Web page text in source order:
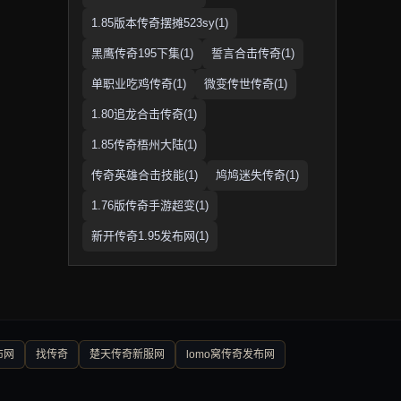
1.85版本传奇摆摊523sy(1)
黑鹰传奇195下集(1) 誓言合击传奇(1)
单职业吃鸡传奇(1) 微变传世传奇(1)
1.80追龙合击传奇(1)
1.85传奇梧州大陆(1)
传奇英雄合击技能(1) 鸠鸠迷失传奇(1)
1.76版传奇手游超变(1)
新开传奇1.95发布网(1)
找传奇 楚天传奇新服网 lomo窝传奇发布网